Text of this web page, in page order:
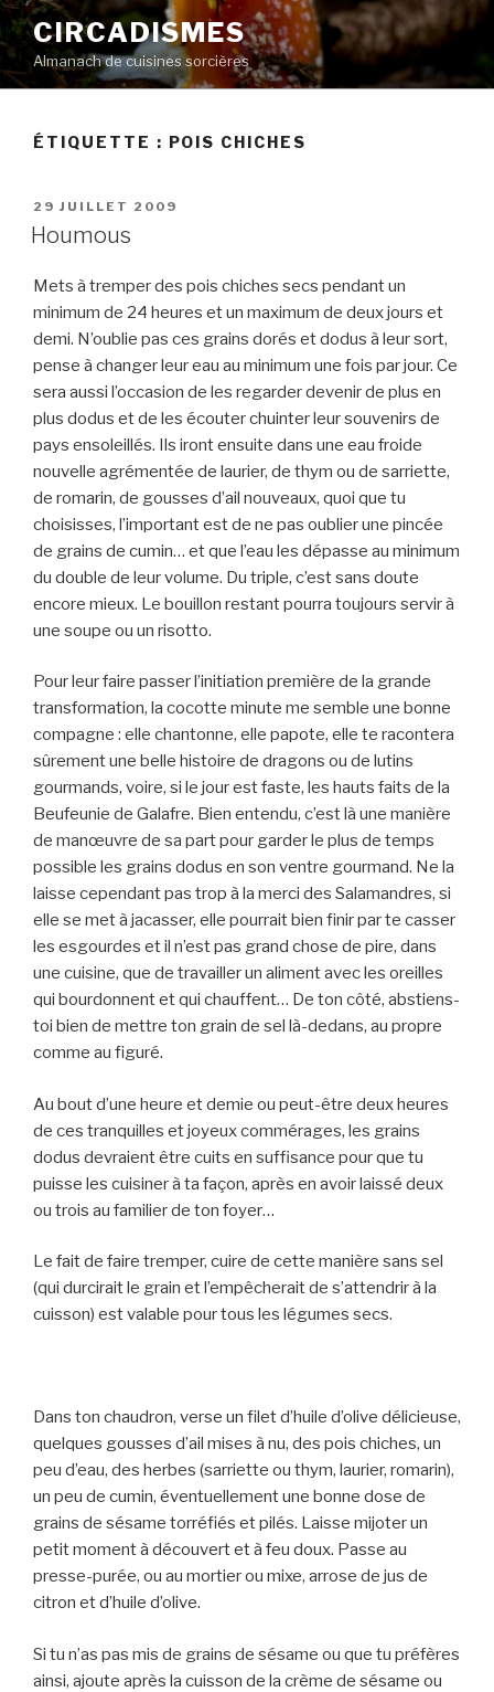
Aller
au
contenu
principal
CIRCADISMES
Almanach de cuisines sorcières
ÉTIQUETTE : POIS CHICHES
PUBLIÉ
LE
29 JUILLET 2009
Houmous
Mets à tremper des pois chiches secs pendant un
minimum de 24 heures et un maximum de deux jours et
demi. N’oublie pas ces grains dorés et dodus à leur sort,
pense à changer leur eau au minimum une fois par jour. Ce
sera aussi l’occasion de les regarder devenir de plus en
plus dodus et de les écouter chuinter leur souvenirs de
pays ensoleillés. Ils iront ensuite dans une eau froide
nouvelle agrémentée de laurier, de thym ou de sarriette,
de romarin, de gousses d’ail nouveaux, quoi que tu
choisisses, l’important est de ne pas oublier une pincée
de grains de cumin… et que l’eau les dépasse au minimum
du double de leur volume. Du triple, c’est sans doute
encore mieux. Le bouillon restant pourra toujours servir à
une soupe ou un risotto.
Pour leur faire passer l’initiation première de la grande
transformation, la cocotte minute me semble une bonne
compagne : elle chantonne, elle papote, elle te racontera
sûrement une belle histoire de dragons ou de lutins
gourmands, voire, si le jour est faste, les hauts faits de la
Beufeunie de Galafre. Bien entendu, c’est là une manière
de manœuvre de sa part pour garder le plus de temps
possible les grains dodus en son ventre gourmand. Ne la
laisse cependant pas trop à la merci des Salamandres, si
elle se met à jacasser, elle pourrait bien finir par te casser
les esgourdes et il n’est pas grand chose de pire, dans
une cuisine, que de travailler un aliment avec les oreilles
qui bourdonnent et qui chauffent… De ton côté, abstiens-
toi bien de mettre ton grain de sel là-dedans, au propre
comme au figuré.
Au bout d’une heure et demie ou peut-être deux heures
de ces tranquilles et joyeux commérages, les grains
dodus devraient être cuits en suffisance pour que tu
puisse les cuisiner à ta façon, après en avoir laissé deux
ou trois au familier de ton foyer…
Le fait de faire tremper, cuire de cette manière sans sel
(qui durcirait le grain et l’empêcherait de s’attendrir à la
cuisson) est valable pour tous les légumes secs.
Dans ton chaudron, verse un filet d’huile d’olive délicieuse,
quelques gousses d’ail mises à nu, des pois chiches, un
peu d’eau, des herbes (sarriette ou thym, laurier, romarin),
un peu de cumin, éventuellement une bonne dose de
grains de sésame torréfiés et pilés. Laisse mijoter un
petit moment à découvert et à feu doux. Passe au
presse-purée, ou au mortier ou mixe, arrose de jus de
citron et d’huile d’olive.
Si tu n’as pas mis de grains de sésame ou que tu préfères
ainsi, ajoute après la cuisson de la crème de sésame ou